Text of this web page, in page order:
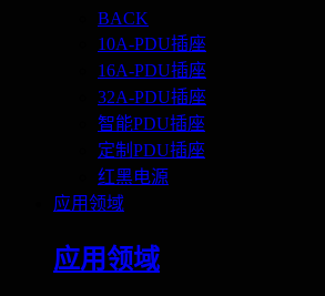
BACK
10A-PDU插座
16A-PDU插座
32A-PDU插座
智能PDU插座
定制PDU插座
红黑电源
应用领域
应用领域